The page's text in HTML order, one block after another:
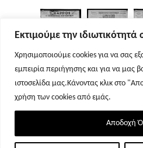
Εκτιμούμε την ιδιωτικότητά
Χρησιμοποιούμε cookies για να σας
εμπειρία περιήγησης και για να μας
ιστοσελίδα μας.Κάνοντας κλικ στο
χρήση των cookies από εμάς.
Αποδοχή
Σελίδα 1 Σελίδα 2